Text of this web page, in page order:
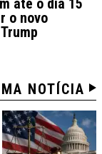
até o dia 15
o novo
NOTÍCIA